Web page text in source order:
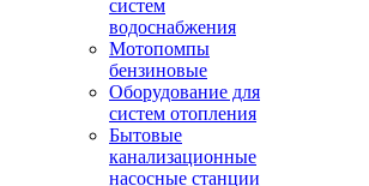
систем
водоснабжения
Мотопомпы
бензиновые
Оборудование для
систем отопления
Бытовые
канализационные
насосные станции